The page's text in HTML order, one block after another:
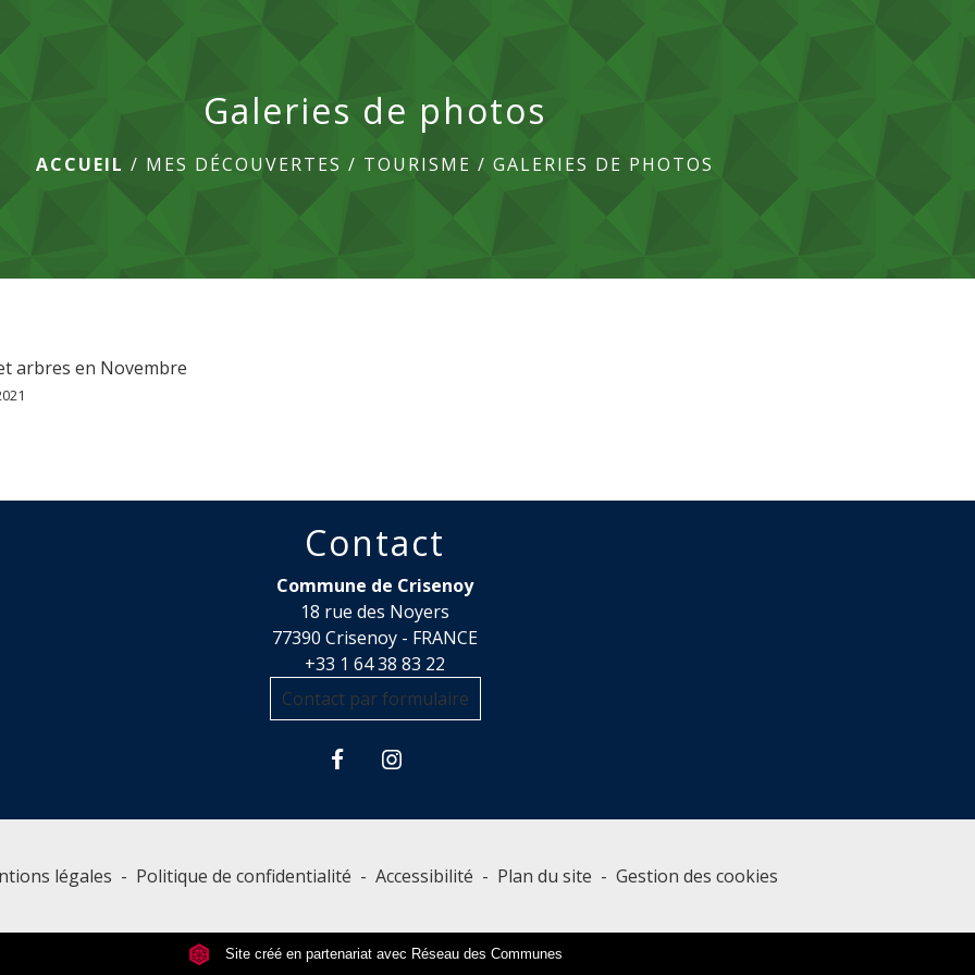
Galeries de photos
ACCUEIL / MES DÉCOUVERTES / TOURISME /GALERIES DE PHOTOS
arbres en Novembre
Contact
Commune de Crisenoy
18 rue des Noyers
77390 Crisenoy - FRANCE
+33 1 64 38 83 22
Contact par formulaire
légales - Politique de confidentialité - Accessibilité - Plan du site - Gestion des cookies
Site créé en partenariat avec Réseau des Communes